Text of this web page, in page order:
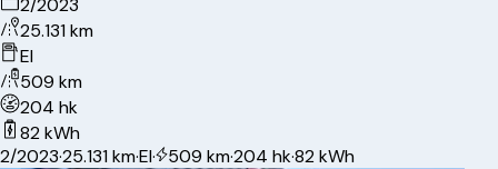
2/2023
25.131 km
El
509 km
204 hk
82 kWh
2/2023·25.131 km·El· 509 km·204 hk·82 kWh